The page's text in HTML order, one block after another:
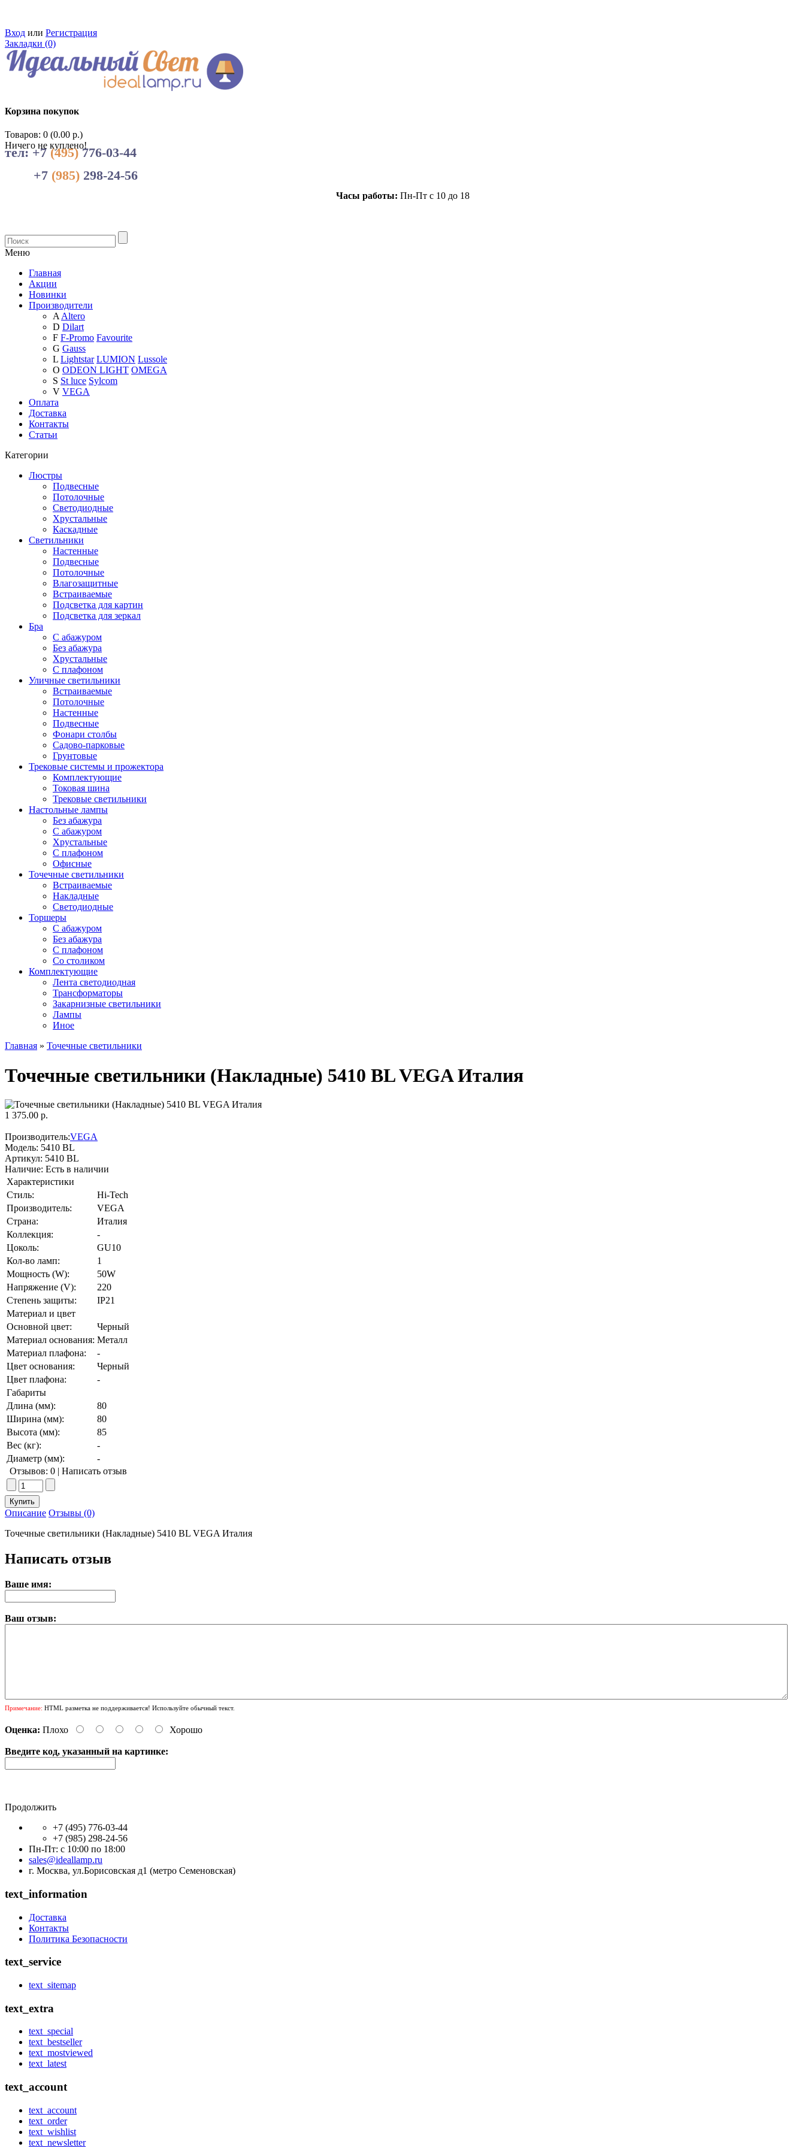
Вход или Регистрация
Закладки (0)
Корзина покупок
Товаров: 0 (0.00 р.)
Ничего не куплено!
тел: +7(495)776-03-44
+7 (985) 298-24-56
Часы работы: Пн-Пт с 10 до 18
Меню
Главная
Акции
Новинки
Производители
AAltero
D Dilart
F F-Promo Favourite
G Gauss
L Lightstar LUMION Lussole
O ODEON LIGHT OMEGA
S St luce Sylcom
V VEGA
Оплата
Доставка
Контакты
Статьи
Категории
Люстры
Подвесные
Потолочные
Светодиодные
Хрустальные
Каскадные
Светильники
Настенные
Подвесные
Потолочные
Влагозащитные
Встраиваемые
Подсветка для картин
Подсветка для зеркал
Бра
С абажуром
Без абажура
Хрустальные
С плафоном
Уличные светильники
Встраиваемые
Потолочные
Настенные
Подвесные
Фонари столбы
Садово-парковые
Грунтовые
Трековые системы и прожектора
Комплектующие
Токовая шина
Трековые светильники
Настольные лампы
Без абажура
С абажуром
Хрустальные
С плафоном
Офисные
Точечные светильники
Встраиваемые
Накладные
Светодиодные
Торшеры
С абажуром
Без абажура
С плафоном
Со столиком
Комплектующие
Лента светодиодная
Трансформаторы
Закарнизные светильники
Лампы
Иное
Главная » Точечные светильники
Точечные светильники (Накладные) 5410 BL VEGA Италия
1 375.00 р.
Производитель:VEGA
Модель: 5410 BL
Артикул: 5410 BL
Наличие: Есть в наличии
Характеристики
Стиль:
Hi-Tech
Производитель:
VEGA
Страна:
Италия
Коллекция:
-
Цоколь:
GU10
Кол-во ламп:
1
Мощность (W):
50W
Напряжение (V):
220
Степень защиты:
IP21
Материал и цвет
Основной цвет:
Черный
Материал основания: Металл
Материал плафона:
-
Цвет основания:
Черный
Цвет плафона:
-
Габариты
Длина (мм):
80
Ширина (мм):
80
Высота (мм):
85
Вес (кг):
-
Диаметр (мм):
-
Отзывов: 0 | Написать отзыв
Описание Отзывы (0)
Точечные светильники (Накладные) 5410 BL VEGA Италия
Написать отзыв
Ваше имя:
Ваш отзыв:
Примечание: HTML разметка не поддерживается! Используйте обычный текст.
Оценка: Плохо Хорошо
Введите код, указанный на картинке:
Продолжить
+7 (495) 776-03-44
+7 (985) 298-24-56
Пн-Пт: с 10:00 по 18:00
sales@ideallamp.ru
г. Москва, ул.Борисовская д1 (метро Семеновская)
text_information
Доставка
Контакты
Политика Безопасности
text_service
text_sitemap
text_extra
text_special
text_bestseller
text_mostviewed
text_latest
text_account
text_account
text_order
text_wishlist
text_newsletter